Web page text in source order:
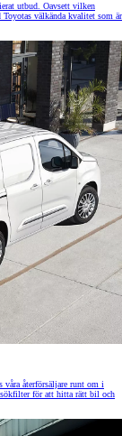
utbud. Oavsett vilken
välkända kvalitet som är
våra återförsäljare runt om i
för att hitta rätt bil och